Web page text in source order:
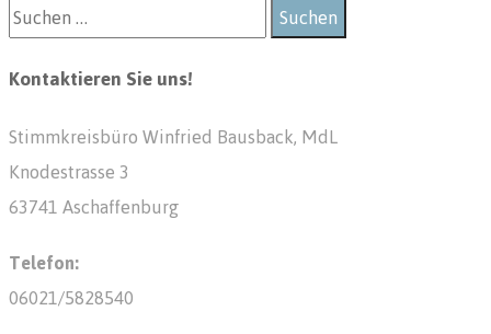
Kontaktieren Sie uns!
Stimmkreisbüro Winfried Bausback, MdL
Knodestrasse 3
63741 Aschaffenburg
Telefon:
06021/5828540